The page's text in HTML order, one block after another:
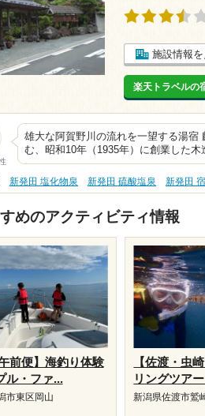
施設情報を
楽天トラベルの
雄大な阿賀野川の流れを一望する湯宿
む、昭和10年（1935年）に創業した
新発田 塩化物泉 新発田 硫酸塩泉 新発田
めのアクティビティ情報
前便】海釣り体験
ル・ファ...
市東区岡山
【佐渡・虫
リングツア
新潟県佐渡市鷲